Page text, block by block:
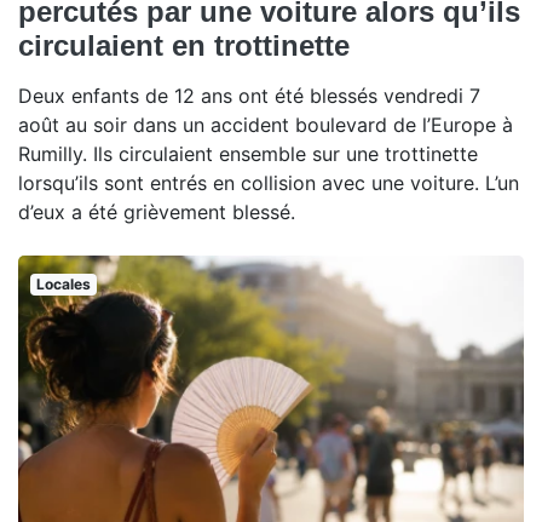
percutés par une voiture alors qu’ils
circulaient en trottinette
Deux enfants de 12 ans ont été blessés vendredi 7
août au soir dans un accident boulevard de l’Europe à
Rumilly. Ils circulaient ensemble sur une trottinette
lorsqu’ils sont entrés en collision avec une voiture. L’un
d’eux a été grièvement blessé.
Locales